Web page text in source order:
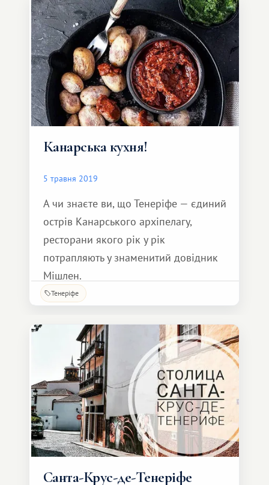
Канарська кухня!
5 травня 2019
А чи знаєте ви, що Тенеріфе — єдиний
острів Канарського архіпелагу,
ресторани якого рік у рік
потрапляють у знаменитий довідник
Мішлен.
Тенеріфе
Санта-Крус-де-Тенеріфе